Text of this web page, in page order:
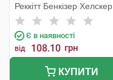
Реккітт Бенкізер Хелскер
Мануфектурінг
Є в наявності
від 108.10 грн
КУПИТИ